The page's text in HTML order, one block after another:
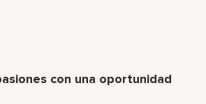
con una oportunidad